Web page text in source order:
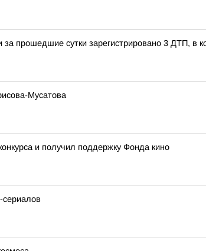
прошедшие сутки зарегистрировано 3 ДТП, в
Мусатова
и получил поддержку Фонда кино